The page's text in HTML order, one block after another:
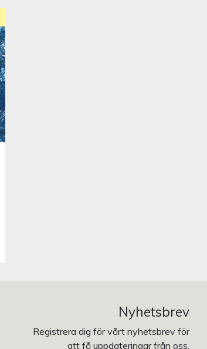
Nyhetsbrev
Registrera dig för vårt nyhetsbrev för
att få uppdateringar från oss.